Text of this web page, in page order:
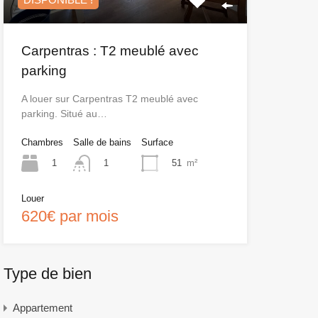
Carpentras : T2 meublé avec
parking
A louer sur Carpentras T2 meublé avec
parking. Situé au…
Chambres
1
Salle de bains
1
Surface
51
m²
Louer
620€ par mois
Type de bien
Appartement